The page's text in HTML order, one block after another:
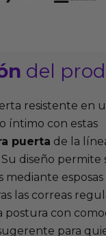
del
resistente en
íntimo con estas
puerta de la
diseño permite
mediante
las correas
postura con
para